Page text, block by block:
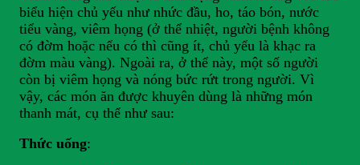
biểu hiện chủ yếu như nhức đầu, ho, táo bón, nước
tiểu vàng, viêm họng (ở thể nhiệt, người bệnh không
có đờm hoặc nếu có thì cũng ít, chủ yếu là khạc ra
đờm màu vàng). Ngoài ra, ở thể này, một số người
còn bị viêm họng và nóng bức rứt trong người. Vì
vậy, các món ăn được khuyên dùng là những món
thanh mát, cụ thể như sau:
Thức uống: